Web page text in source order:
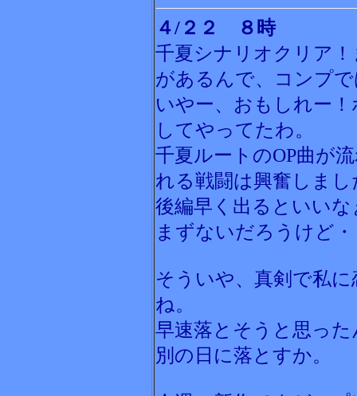
４/２２ ８時
千夏シナリオクリア
があるんで、コンプ
いやー、おもしれー
してやってたわ。
千夏ルートのOP曲が
れる戦闘は興奮しまし
後編早く出るといい
まずないだろうけど
そういや、真剣で私
ね。
早速落とそうと思っ
別の日に落とすか。